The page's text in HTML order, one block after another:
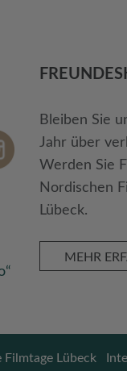
Bleiben Sie
Jahr über
Werden Sie
Nordischen
Lübeck.
MEHR
Lübeck